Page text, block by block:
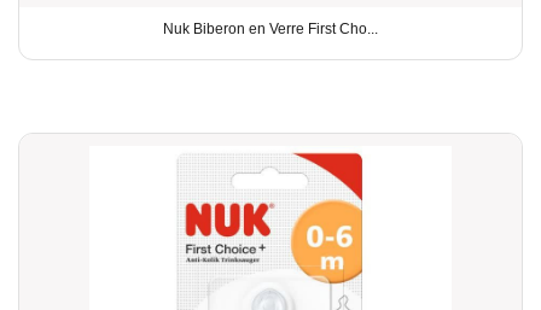
Nuk Biberon en Verre First Cho...